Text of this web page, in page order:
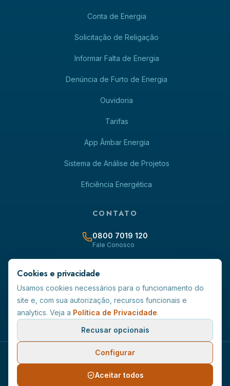
Conta de Energia
Solicitação de Religação
Informar Falta de Energia
Denúncia de Furto de Energia
Ouvidoria
Tarifas
App Âmbar Energia
Sistema de Análise de Projetos
Eficiência Energética
CONTATO
0800 7019 120
Fale Conosco
contato@ambarenergia-rr.com.br
Avenida Capitão Ene Garcez, 691 - Centro - CEP 69.301-160
Boa Vista/RR
CNPJ:02.341.470/0001-44
Âmbar Energia S.A.. Todos os direitos reservados.
Política de Privacidade
Termos de Uso
Cookies e privacidade
Usamos cookies necessários para o funcionamento do
site e, com sua autorização, recursos funcionais e
analytics. Veja a Política de Privacidade.
Recusar opcionais
Configurar
Aceitar todos